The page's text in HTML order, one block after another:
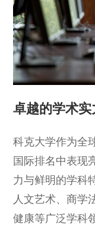
卓越的学术
科克大学作为全
国际排名中表现
力与鲜明的学科
人文艺术、商学
健康等广泛学科